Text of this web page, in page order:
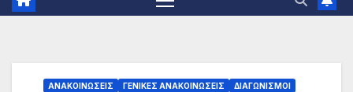
ΑΝΑΚΟΙΝΏΣΕΙΣ ΓΕΝΙΚΈΣ ΑΝΑΚΟΙΝΏΣΕΙΣ
ΔΙΑΓΩΝΙΣΜΟΊ